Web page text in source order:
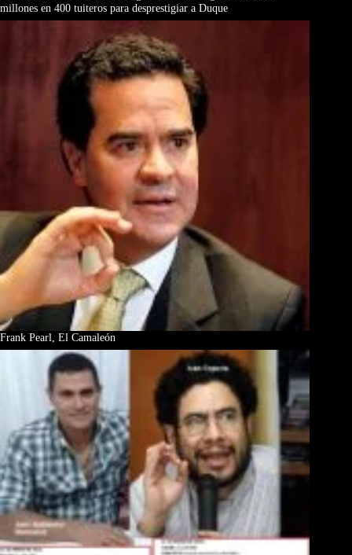
millones en 400 tuiteros para desprestigiar a Duque
Frank Pearl, El Camaleón